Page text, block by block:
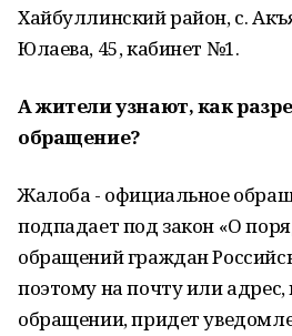
Хайбуллинский район, с.
Юлаева, 45, кабинет №1.
А жители узнают, как
обращение?
Жалоба - официальное
подпадает под закон «О
обращений граждан
поэтому на почту или
обращении, придет